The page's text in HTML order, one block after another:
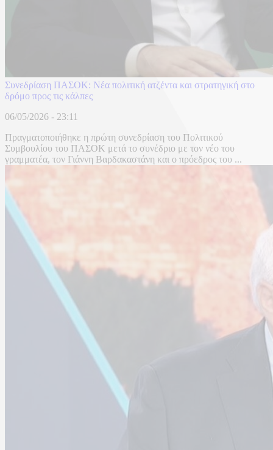
Συνεδρίαση ΠΑΣΟΚ: Νέα πολιτική ατζέντα και στρατηγική στο
δρόμο προς τις κάλπες
06/05/2026 - 23:11
Πραγματοποιήθηκε η πρώτη συνεδρίαση του Πολιτικού
Συμβουλίου του ΠΑΣΟΚ μετά το συνέδριο με τον νέο του
γραμματέα, τον Γιάννη Βαρδακαστάνη και ο πρόεδρος του ...